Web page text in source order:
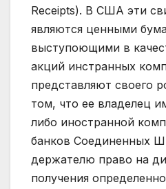
Receipts). В США эти
являются ценными
выступоющими в
акций инстранных
представляют своего
том, что ее владелец
либо иностранной
банков Соединенных
держателю право на
получения